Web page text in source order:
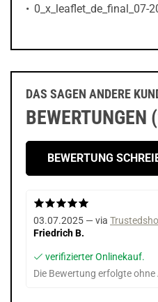
prev
0_x_leaflet_de_final_07-
DAS SAGEN ANDERE
BEWERTUNGEN
BEWERTUNG
03.07.2025 — via
Friedrich B.
verifizierter Onlinekauf.
Die Bewertung erfolgte